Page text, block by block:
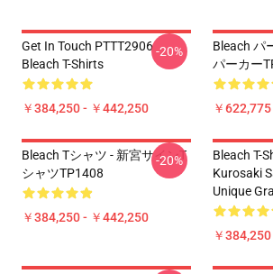
Get In Touch PTTT2906
Bleach T-Shirts
￥384,250 - ￥442,250
-20%
Bleach パ
パーカー
￥
Bleach Tシャツ - 新宮サインT
シャツTP1408
￥384,250 - ￥442,250
-20%
Bleach T-
Kurosaki
Unique
￥